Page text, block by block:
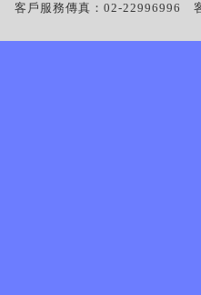
客戶服務傳真：02-22996996